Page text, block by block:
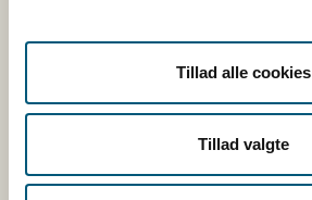
Tillad alle cookies
Tillad valgte
Kontakt
Følg os